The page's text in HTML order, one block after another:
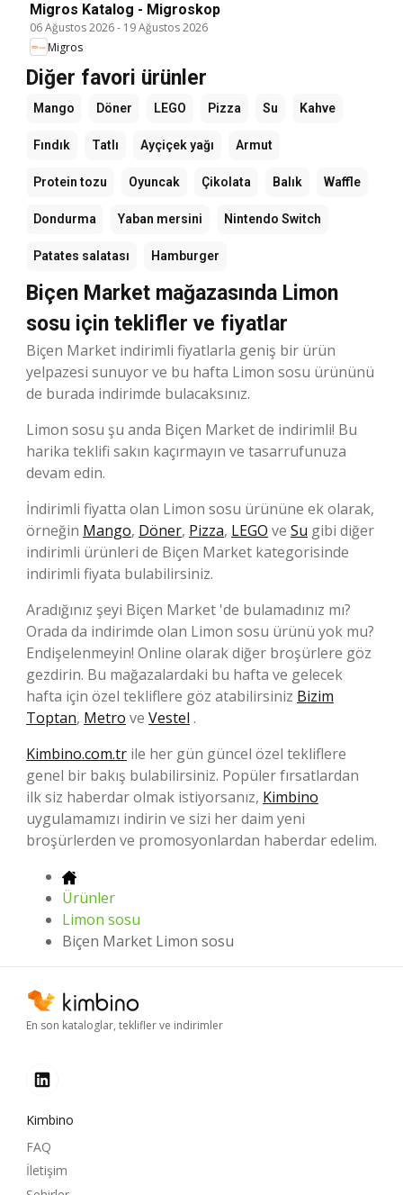
Migros Katalog - Migroskop
06 Ağustos 2026- 19 Ağustos 2026
Migros
Diğer favori ürünler
Mango Döner LEGO Pizza Su Kahve
Fındık Tatlı Ayçiçek yağı Armut
Protein tozu Oyuncak Çikolata Balık Waffle
Dondurma Yaban mersini Nintendo Switch
Patates salatası Hamburger
Biçen Market mağazasında Limon
sosu için teklifler ve fiyatlar
Biçen Market indirimli fiyatlarla geniş bir ürün
yelpazesi sunuyor ve bu hafta Limon sosu ürününü
de burada indirimde bulacaksınız.
Limon sosu şu anda Biçen Market de indirimli! Bu
harika teklifi sakın kaçırmayın ve tasarrufunuza
devam edin.
İndirimli fiyatta olan Limon sosu ürününe ek olarak,
örneğin Mango, Döner, Pizza, LEGO ve Su gibi diğer
indirimli ürünleri de Biçen Market kategorisinde
indirimli fiyata bulabilirsiniz.
Aradığınız şeyi Biçen Market 'de bulamadınız mı?
Orada da indirimde olan Limon sosu ürünü yok mu?
Endişelenmeyin! Online olarak diğer broşürlere göz
gezdirin. Bu mağazalardaki bu hafta ve gelecek
hafta için özel tekliflere göz atabilirsiniz Bizim
Toptan, Metro ve Vestel .
Kimbino.com.tr ile her gün güncel özel tekliflere
genel bir bakış bulabilirsiniz. Popüler fırsatlardan
ilk siz haberdar olmak istiyorsanız, Kimbino
uygulamamızı indirin ve sizi her daim yeni
broşürlerden ve promosyonlardan haberdar edelim.
Ürünler
Limon sosu
Biçen Market Limon sosu
En son kataloglar, teklifler ve indirimler
Kimbino
FAQ
İletişim